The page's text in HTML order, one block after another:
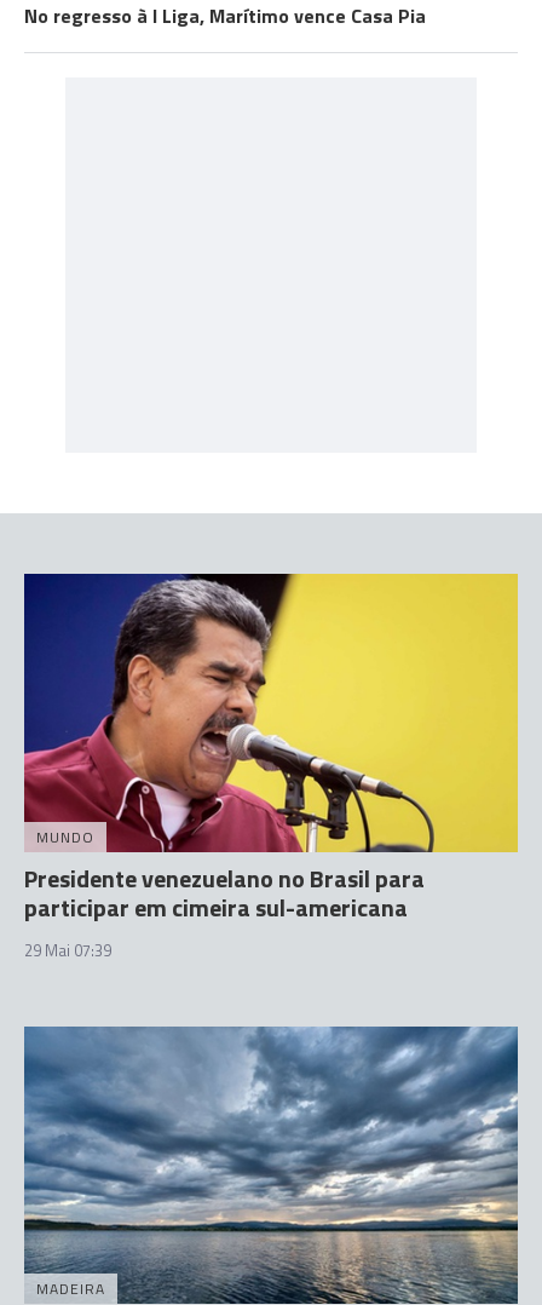
No regresso à I Liga, Marítimo vence Casa Pia
MUNDO
Presidente venezuelano no Brasil para
participar em cimeira sul-americana
29 Mai 07:39
MADEIRA